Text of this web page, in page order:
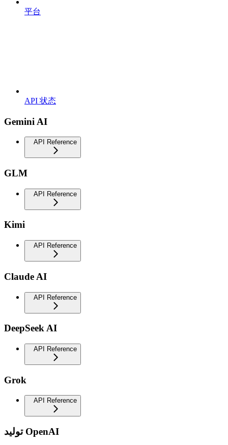
平台
API 状态
Gemini AI
API Reference
GLM
API Reference
Kimi
API Reference
Claude AI
API Reference
DeepSeek AI
API Reference
Grok
API Reference
توليد OpenAI